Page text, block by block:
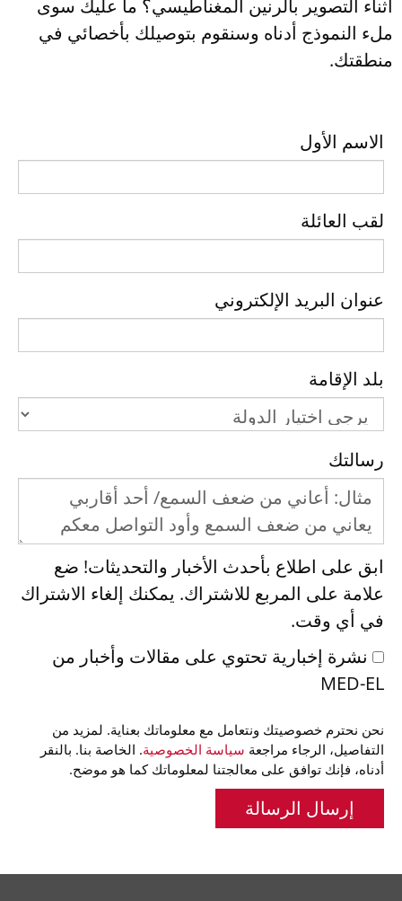
أثناء التصوير بالرنين المغناطيسي؟ ما عليك سوى
ملء النموذج أدناه وسنقوم بتوصيلك بأخصائي في
منطقتك.
الاسم الأول
لقب العائلة
عنوان البريد الإلكتروني
بلد الإقامة
رسالتك
ابق على اطلاع بأحدث الأخبار والتحديثات! ضع
علامة على المربع للاشتراك. يمكنك إلغاء الاشتراك
في أي وقت.
نشرة إخبارية تحتوي على مقالات وأخبار من
MED-EL
نحن نحترم خصوصيتك ونتعامل مع معلوماتك بعناية. لمزيد من
التفاصيل، الرجاء مراجعة سياسة الخصوصية. الخاصة بنا. بالنقر
أدناه، فإنك توافق على معالجتنا لمعلوماتك كما هو موضح.
إرسال الرسالة